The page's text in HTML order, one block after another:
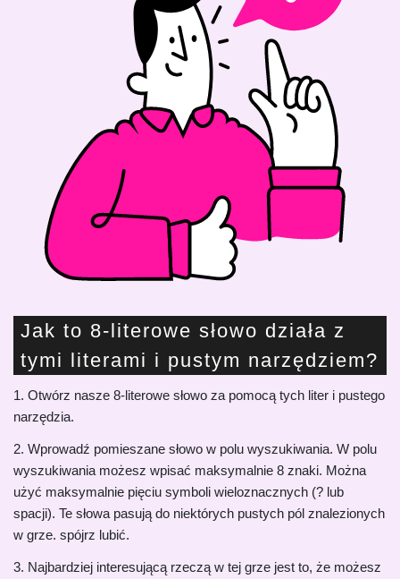
Jak to 8-literowe słowo działa z
tymi literami i pustym narzędziem?
1. Otwórz nasze 8-literowe słowo za pomocą tych liter i pustego
narzędzia.
2. Wprowadź pomieszane słowo w polu wyszukiwania. W polu
wyszukiwania możesz wpisać maksymalnie 8 znaki. Można
użyć maksymalnie pięciu symboli wieloznacznych (? lub
spacji). Te słowa pasują do niektórych pustych pól znalezionych
w grze. spójrz lubić.
3. Najbardziej interesującą rzeczą w tej grze jest to, że możesz